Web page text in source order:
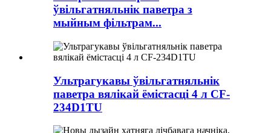
ўвільгатняльнік паветра з
мыйным фільтрам...
Ультрагукавы ўвільгатняльнік
паветра вялікай ёмістасці 4 л CF-
234D1TU